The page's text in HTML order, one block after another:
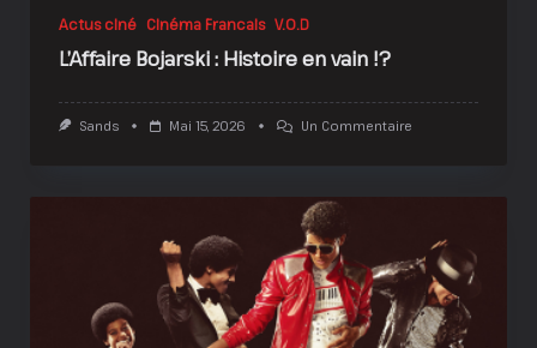
Actus ciné Cinéma Francais V.O.D
L’Affaire Bojarski : Histoire en vain !?
Sands Mai 15, 2026 Un Commentaire
Histoire